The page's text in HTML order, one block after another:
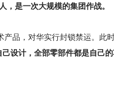
，是一次大规模的集团作战。
产品，对华实行封锁禁运。此
设计，全部零部件都是自己